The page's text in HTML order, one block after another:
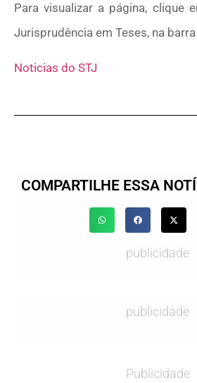
Para visualizar a página, clique
Jurisprudência em Teses, na
Noticias do STJ
COMPARTILHE ESSA
publicidade
publicidade
Publicidade